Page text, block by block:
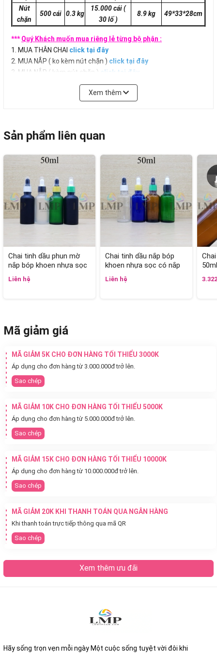
Nút
chặn
500 cái 0.3 kg
15.000 cái(
30 lố )
8.9 kg 49*33*28cm
***Quý Khách muốn mua riêng lẻ từng bộ phận :
1. MUA THÂN CHAI click tại đây
2. MUA NẮP ( ko kèm nút chặn ) click tại đây
3. MUA NẮP ( kèm nút chặn )
click tại đây
Xem thêm
Sản phẩm liên quan
Chai tinh dầu phun mờ
nắp bóp khoen nhựa sọc
có nắp chụp 50ml
Liên hệ
Chai tinh dầu nắp bóp
khoen nhựa sọc có nắp
chụp 50ml
Liên hệ
50ml
Mã giảm giá
MÃ GIẢM 5K CHO ĐƠN HÀNG TỐI THIỂU 3000K
Áp dụng cho đơn hàng từ 3.000.000đ trở lên.
Sao chép
MÃ GIẢM 10K CHO ĐƠN HÀNG TỐI THIỂU 5000K
Áp dụng cho đơn hàng từ 5.000.000đ trở lên.
Sao chép
MÃ GIẢM 15K CHO ĐƠN HÀNG TỐI THIỂU 10000K
Áp dụng cho đơn hàng từ 10.000.000đ trở lên.
Sao chép
MÃ GIẢM 20K KHI THANH TOÁN QUA NGÂN HÀNG
Khi thanh toán trực tiếp thông qua mã QR
Sao chép
Xem thêm ưu đãi
Hãy sống trọn vẹn mỗi ngày Một cuộc sống tuyệt vời đôi khi